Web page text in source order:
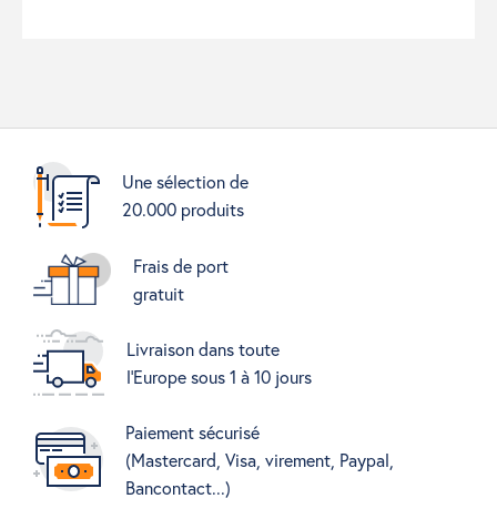
Une sélection de
20.000 produits
Frais de port
gratuit
Livraison dans toute
l'Europe sous 1 à 10 jours
Paiement sécurisé
(Mastercard, Visa, virement, Paypal,
Bancontact...)